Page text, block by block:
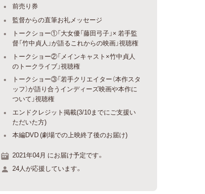
前売り券
監督からの直筆お礼メッセージ
トークショー①「大女優「藤田弓子」× 若手監
督「竹中貞人」が語るこれからの映画」視聴権
トークショー②「メインキャスト×竹中貞人
のトークライブ」視聴権
トークショー③「若手クリエイター（本作スタ
ッフ）が語り合うインディーズ映画や本作に
ついて」視聴権
エンドクレジット掲載(3/10までにご支援い
ただいた方)
本編DVD (劇場での上映終了後のお届け)
2021年04月 にお届け予定です。
24人が応援しています。